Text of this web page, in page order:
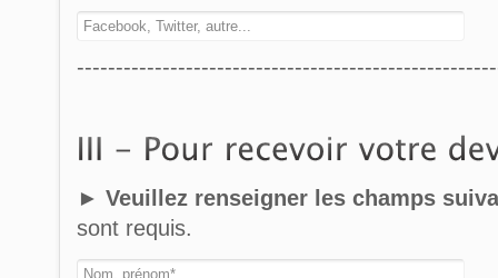
► Veuillez renseigner les champs
sont requis.